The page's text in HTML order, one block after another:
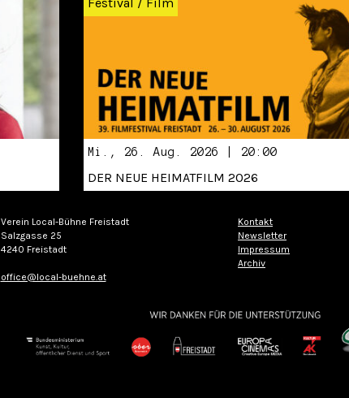
Mi., 26. Aug. 2026 | 20:00
DER NEUE HEIMATFILM 2026
Verein Local-Bühne Freistadt
Salzgasse 25
4240 Freistadt
office@local-buehne.at
Kontakt
Newsletter
Impressum
Archiv